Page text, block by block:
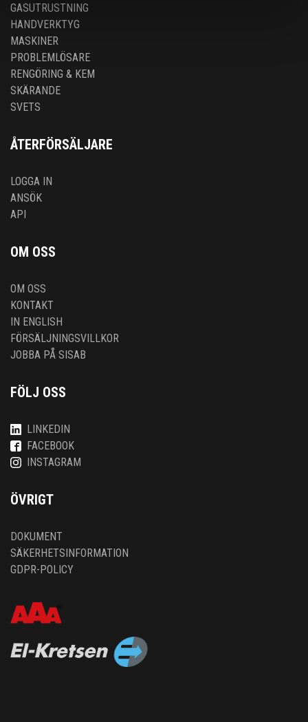
GASUTRUSTNING
HANDVERKTYG
MASKINER
PROBLEMLÖSARE
RENGÖRING & KEM
SKÄRANDE
SVETS
ÅTERFÖRSÄLJARE
LOGGA IN
ANSÖK
API
OM OSS
OM OSS
KONTAKT
IN ENGLISH
FÖRSÄLJNINGSVILLKOR
JOBBA PÅ SISAB
FÖLJ OSS
LINKEDIN
FACEBOOK
INSTAGRAM
ÖVRIGT
DOKUMENT
SÄKERHETSINFORMATION
GDPR-POLICY